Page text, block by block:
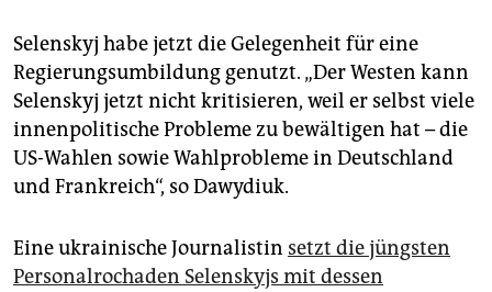
Selenskyj habe jetzt die Gelegenheit für eine
Regierungsumbildung genutzt. „Der Westen kann
Selenskyj jetzt nicht kritisieren, weil er selbst viele
innenpolitische Probleme zu bewältigen hat – die
US-Wahlen sowie Wahlprobleme in Deutschland
und Frankreich“, so Dawydiuk.
Eine ukrainische Journalistin setzt die jüngsten
Personalrochaden Selenskyjs mit dessen